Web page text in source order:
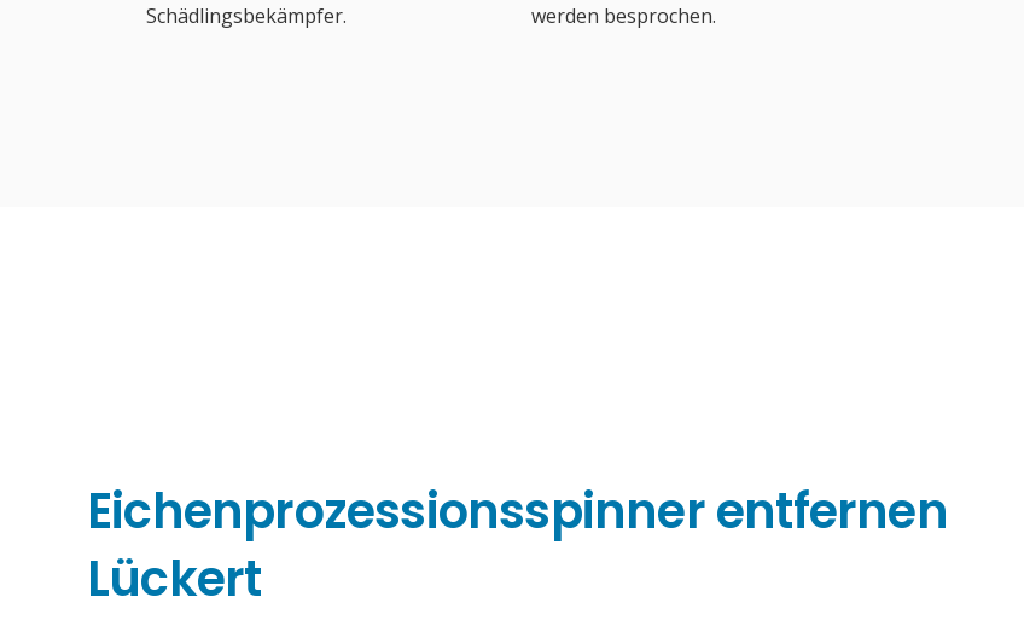
Schädlingsbekämpfer.
werden besprochen.
Eichenprozessionsspinner entfernen
Lückert